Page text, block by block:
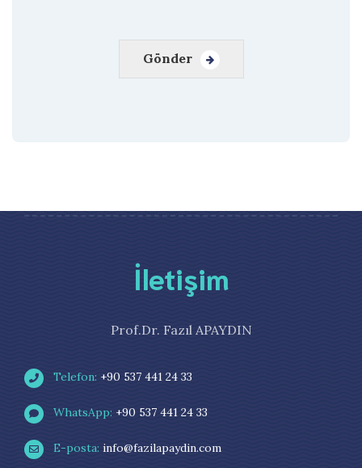
Gönder
İletişim
Prof.Dr. Fazıl APAYDIN
Telefon: +90 537 441 24 33
WhatsApp: +90 537 441 24 33
E-posta: info@fazilapaydin.com